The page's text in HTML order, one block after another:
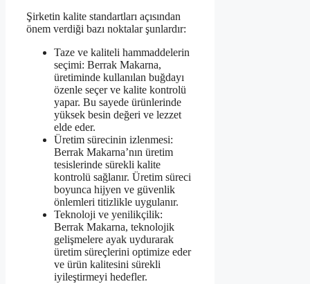
Şirketin kalite standartları açısından
önem verdiği bazı noktalar şunlardır:
Taze ve kaliteli hammaddelerin
seçimi: Berrak Makarna,
üretiminde kullanılan buğdayı
özenle seçer ve kalite kontrolü
yapar. Bu sayede ürünlerinde
yüksek besin değeri ve lezzet
elde eder.
Üretim sürecinin izlenmesi:
Berrak Makarna’nın üretim
tesislerinde sürekli kalite
kontrolü sağlanır. Üretim süreci
boyunca hijyen ve güvenlik
önlemleri titizlikle uygulanır.
Teknoloji ve yenilikçilik:
Berrak Makarna, teknolojik
gelişmelere ayak uydurarak
üretim süreçlerini optimize eder
ve ürün kalitesini sürekli
iyileştirmeyi hedefler.